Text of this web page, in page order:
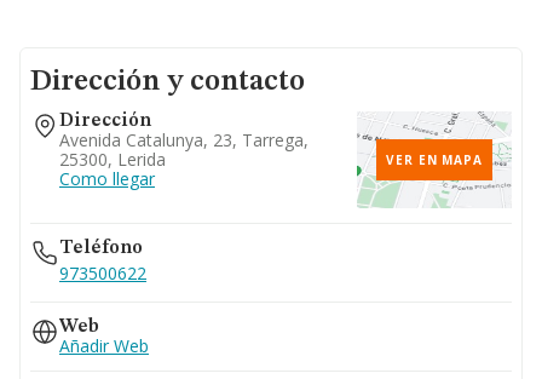
Dirección y contacto
Dirección
Avenida Catalunya, 23, Tarrega,
25300, Lerida
Como llegar
VER EN MAPA
Teléfono
973500622
Web
Añadir Web